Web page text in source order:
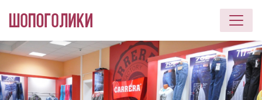
Перейти к основному содержанию